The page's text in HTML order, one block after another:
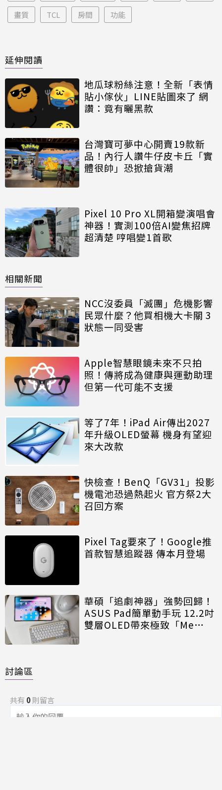
畫質 TCL 房間 功能
延伸閱讀
地瓜球粉絲注意！全新「表情
貼小傢伙」LINE貼圖來了 網
讚：竟有曬黑款
台灣寶可夢中心開賣19款新
品！內行人讚牛仔皮卡丘「實
體很帥」恐掀搶貨潮
Pixel 10 Pro XL開箱變演唱會
神器！實測100倍AI變焦招牌
超清楚 哼唱變1首歌
相關新聞
NCC沒委員「滅團」危機影響
民眾什麼？他買相機大卡關 3
狀態一同受害
Apple智慧眼鏡未來不只拍
照！傳將成為健康與運動助理
但第一代可能不支援
等了7年！iPad Air傳出2027
年升級OLED螢幕 機身有望迎
來大改款
快檢查！BenQ「GV31」投影
機電池恐過熱起火 官方祭2大
召回方案
Pixel Tag要來了！Google推
首款智慧追蹤器 傳本月登場
華碩「追劇神器」強勢回歸！
ASUS Pad簡單動手玩 12.2吋
雙層OLED帶來極致「Me
討論區
共有 0則留言